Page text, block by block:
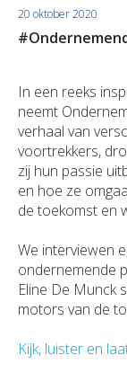
Duurzaamheid
Polis Check
Bedrijfsleider
Polis Check
Uw werven
Uw financiën
Polis Check
Jobs
20 oktober 2020
In een reeks
neemt
verhaal van
voortrekkers,
zij hun passie
en hoe ze
de toekomst en
We interviewen
ondernemende
Eline De Munck
motors van de
Kijk, luister en